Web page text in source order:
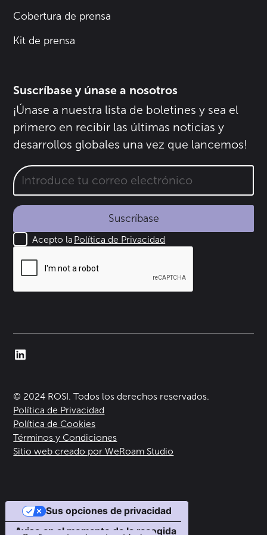
Cobertura de prensa
Kit de prensa
Suscríbase y únase a nosotros
¡Únase a nuestra lista de boletines y sea el
primero en recibir las últimas noticias y
desarrollos globales una vez que lancemos!
Suscríbase
Acepto la Política de Privacidad
© 2024 ROSI. Todos los derechos reservados.
Política de Privacidad
Política de Cookies
Términos y Condiciones
Sitio web creado por WeRoam Studio
Aviso en el momento de la recogida
Sus opciones de privacidad